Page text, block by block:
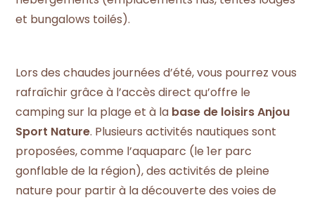
et bungalows toilés).
Lors des chaudes journées d’été, vous pourrez vous
rafraîchir grâce à l’accès direct qu’offre le
camping sur la plage et à la base de loisirs Anjou
Sport Nature. Plusieurs activités nautiques sont
proposées, comme l’aquaparc (le 1er parc
gonflable de la région), des activités de pleine
nature pour partir à la découverte des voies de